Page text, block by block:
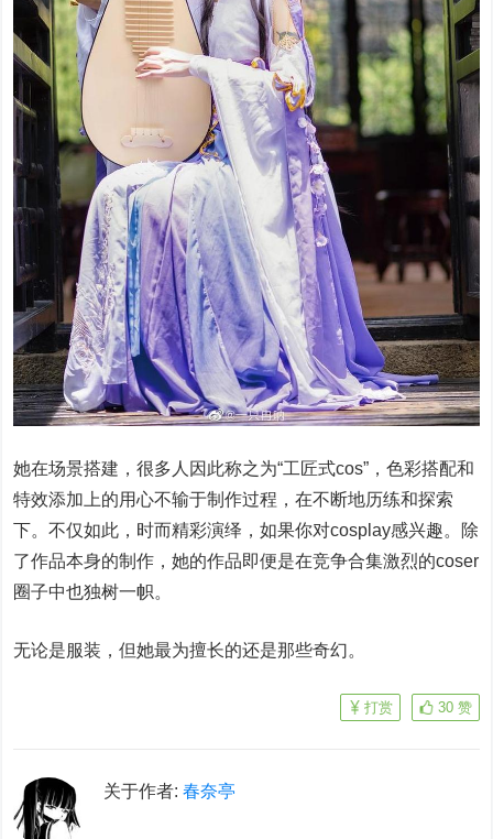
她在场景搭建，很多人因此称之为“工匠式cos”，色彩搭配和
特效添加上的用心不输于制作过程，在不断地历练和探索
下。不仅如此，时而精彩演绎，如果你对cosplay感兴趣。除
了作品本身的制作，她的作品即便是在竞争合集激烈的coser
圈子中也独树一帜。
无论是服装，但她最为擅长的还是那些奇幻。
30 赞
打赏
关于作者:春奈亭